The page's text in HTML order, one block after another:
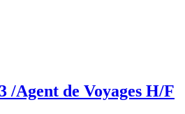
/Agent de Voyages H/F